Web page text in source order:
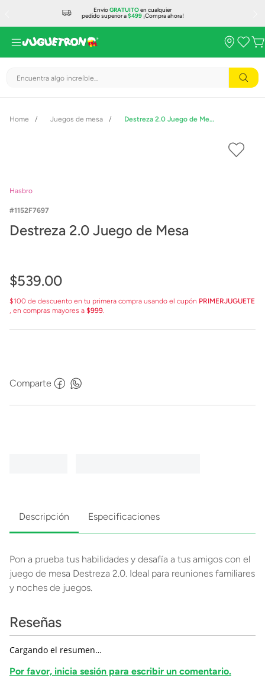
EnvíoGRATUITOen cualquier
pedido superior a$499¡Compra ahora!
Encuentra algo increíble...
Juegos de mesa Destreza 2.0 Juego de Mesa
Hasbro
1152F7697
Destreza 2.0 Juego de Mesa
$539.00
$100 de descuento en tu primera compra usando el cupón PRIMERJUGUETE
, en compras mayores a $999.
Comparte
Descripción Especificaciones
Pon a prueba tus habilidades y desafía a tus amigos con el
juego de mesa Destreza 2.0. Ideal para reuniones familiares
y noches de juegos.
Reseñas
Cargando el resumen…
Por favor, inicia sesión para escribir un comentario.